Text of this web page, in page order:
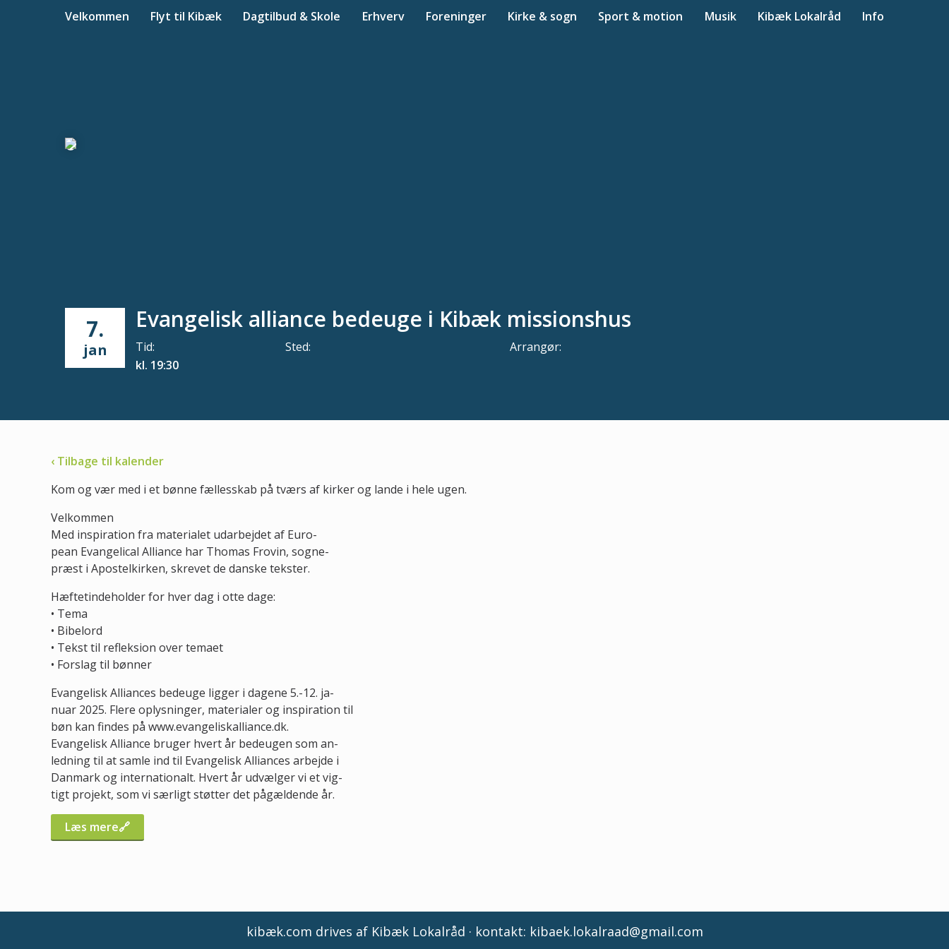
Velkommen Flyt til Kibæk Dagtilbud & Skole Erhverv Foreninger Kirke & sogn Sport & motion Musik Kibæk Lokalråd Info
7.
jan
Evangelisk alliance bedeuge i Kibæk missionshus
Tid:
kl. 19:30
Sted: Arrangør:
‹ Tilbage til kalender
Kom og vær med i et bønne fællesskab på tværs af kirker og lande i hele ugen.
Velkommen
Med inspiration fra materialet udarbejdet af Euro-
pean Evangelical Alliance har Thomas Frovin, sogne-
præst i Apostelkirken, skrevet de danske tekster.
Hæftetindeholder for hver dag i otte dage:
• Tema
• Bibelord
• Tekst til refleksion over temaet
• Forslag til bønner
Evangelisk Alliances bedeuge ligger i dagene 5.-12. ja-
nuar 2025. Flere oplysninger, materialer og inspiration til
bøn kan findes på www.evangeliskalliance.dk.
Evangelisk Alliance bruger hvert år bedeugen som an-
ledning til at samle ind til Evangelisk Alliances arbejde i
Danmark og internationalt. Hvert år udvælger vi et vig-
tigt projekt, som vi særligt støtter det pågældende år.
Læs mere
kibæk.com drives af Kibæk Lokalråd · kontakt: kibaek.lokalraad@gmail.com